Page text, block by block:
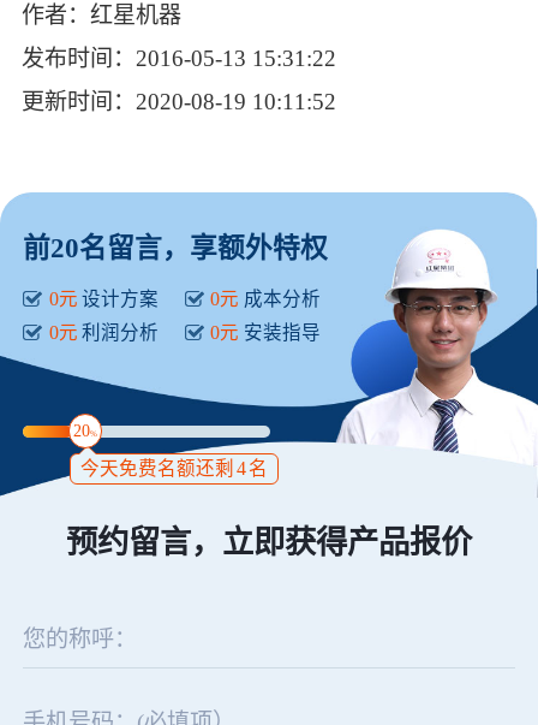
作者：红星机器
发布时间：2016-05-13 15:31:22
更新时间：2020-08-19 10:11:52
前20名留言，享额外特权
0元 设计方案 0元 成本分析
0元 利润分析 0元 安装指导
20%
今天免费名额还剩 4名
预约留言，立即获得产品报价